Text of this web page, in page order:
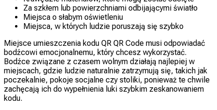
Za szkłem lub powierzchniami odbijającymi światło
Miejsca o słabym oświetleniu
Miejsca, w których ludzie poruszają się szybko
Miejsce umieszczenia kodu QR QR Code musi odpowiadać
bodźcowi emocjonalnemu, który chcesz wykorzystać.
Bodźce związane z czasem wolnym działają najlepiej w
miejscach, gdzie ludzie naturalnie zatrzymują się, takich jak
poczekalnie, pokoje socjalne czy stoliki, ponieważ te chwile
zachęcają ich do wypełnienia luki szybkim zeskanowaniem
kodu.